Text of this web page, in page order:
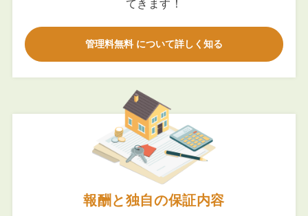
てきます！
管理料無料 について詳しく知る
報酬と独自の保証内容